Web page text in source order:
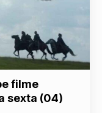
filme
sexta (04)